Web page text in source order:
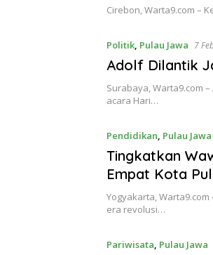
Cirebon, Warta9.com –
Politik, Pulau Jawa 7
Adolf Dilantik
Surabaya, Warta9.com
acara Hari…
Pendidikan, Pulau Jawa
Tingkatkan
Empat Kota
Yogyakarta,
era revolusi…
Pariwisata, Pulau Jawa